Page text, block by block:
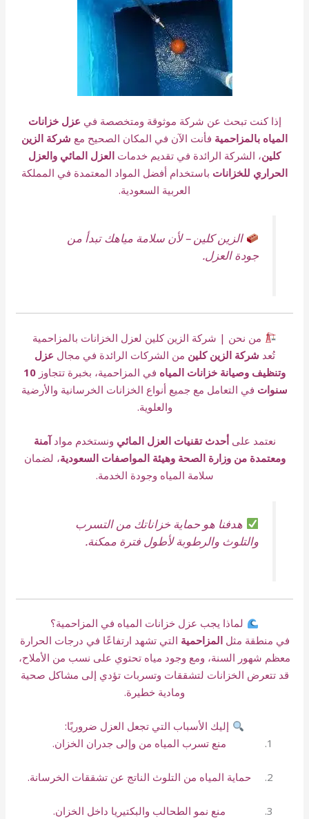
إذا كنت تبحث عن شركة موثوقة ومتخصصة في عزل خزانات
المياه بالمزاحمية فأنت الآن في المكان الصحيح مع شركة الزين
كلين، الشركة الرائدة في تقديم خدمات العزل المائي والعزل
الحراري للخزانات باستخدام أفضل المواد المعتمدة في المملكة
العربية السعودية.
الزين كلين – لأن سلامة مياهك تبدأ من
جودة العزل.
من نحن | شركة الزين كلين لعزل الخزانات بالمزاحمية
تُعد شركة الزين كلين من الشركات الرائدة في مجال عزل
وتنظيف وصيانة خزانات المياه في المزاحمية، بخبرة تتجاوز 10
سنوات في التعامل مع جميع أنواع الخزانات الخرسانية والأرضية
والعلوية.
نعتمد علىأحدث تقنيات العزل المائي ونستخدم موادآمنة
ومعتمدة من وزارة الصحة وهيئة المواصفات السعودية، لضمان
سلامة المياه وجودة الخدمة.
هدفنا هو حماية خزاناتك من التسرب
والتلوث والرطوبة لأطول فترة ممكنة.
لماذا يجب عزل خزانات المياه في المزاحمية؟
في منطقة مثلالمزاحمية التي تشهد ارتفاعًا في درجات الحرارة
معظم شهور السنة، ومع وجود مياه تحتوي على نسب من الأملاح،
قد تتعرض الخزانات لتشققات وتسربات تؤدي إلى مشاكل صحية
ومادية خطيرة.
إليك الأسباب التي تجعل العزل ضروريًا:
منع تسرب المياه من وإلى جدران الخزان.
حماية المياه من التلوث الناتج عن تشققات الخرسانة.
منع نمو الطحالب والبكتيريا داخل الخزان.